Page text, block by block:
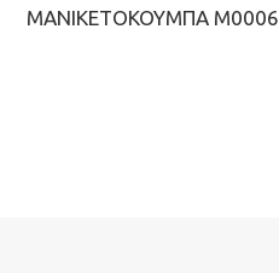
ΜΑΝΙΚΕΤΌΚΟΥΜΠΑ M0006